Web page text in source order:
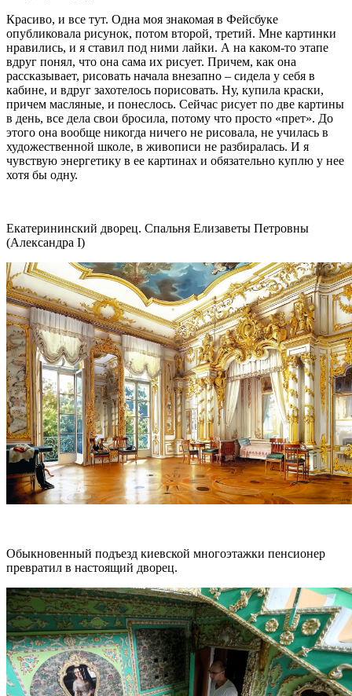
Красиво, и все тут. Одна моя знакомая в Фейсбуке
опубликовала рисунок, потом второй, третий. Мне картинки
нравились, и я ставил под ними лайки. А на каком-то этапе
вдруг понял, что она сама их рисует. Причем, как она
рассказывает, рисовать начала внезапно – сидела у себя в
кабине, и вдруг захотелось порисовать. Ну, купила краски,
причем масляные, и понеслось. Сейчас рисует по две картины
в день, все дела свои бросила, потому что просто «прет». До
этого она вообще никогда ничего не рисовала, не училась в
художественной школе, в живописи не разбиралась. И я
чувствую энергетику в ее картинах и обязательно куплю у нее
хотя бы одну.
Екатерининский дворец. Спальня Елизаветы Петровны
(Александра I)
Обыкновенный подъезд киевской многоэтажки пенсионер
превратил в настоящий дворец.